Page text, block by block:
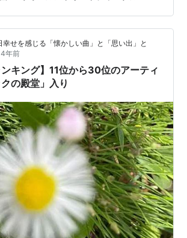
entry/2021r%26 3…
せを感じる「懐かしい曲」と「思い出」と
4年前
ンキング】11位から30位のアーティ
の殿堂」入り